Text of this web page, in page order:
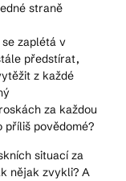
straně
zaplétá v
předstírat,
z každé
za každou
příliš povědomé?
situací za
nějak zvykli? A